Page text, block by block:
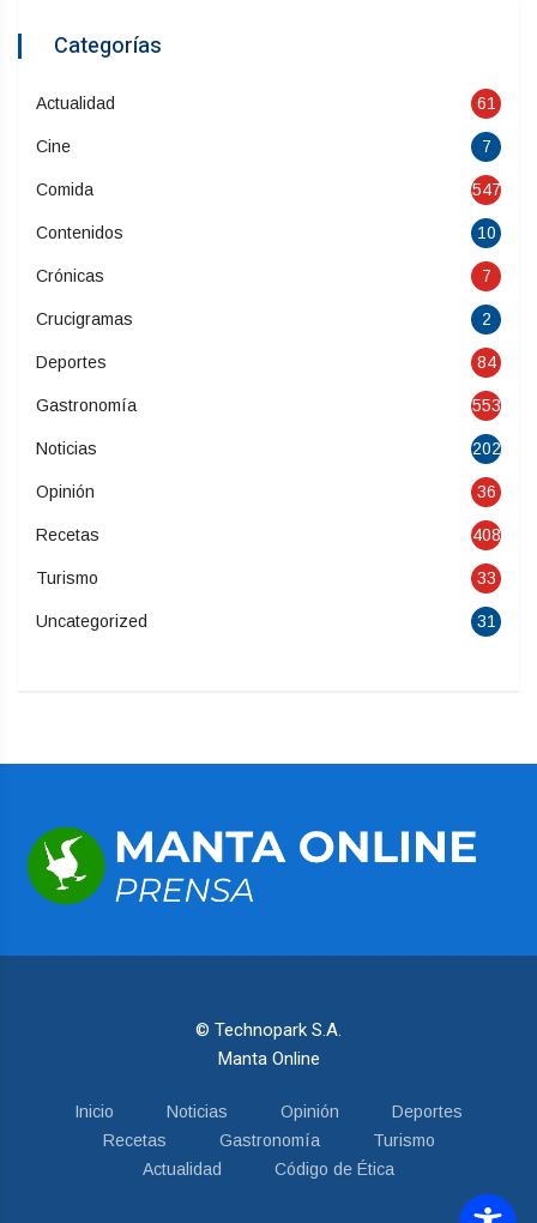
Categorías
Actualidad 61
Cine 7
Comida 547
Contenidos 10
Crónicas 7
Crucigramas 2
Deportes 84
Gastronomía 553
Noticias 202
Opinión 36
Recetas 408
Turismo 33
Uncategorized 31
© Technopark S.A.
Manta Online
Inicio Noticias Opinión
Deportes
Recetas
Gastronomía
Turismo
Actualidad
Código de Ética